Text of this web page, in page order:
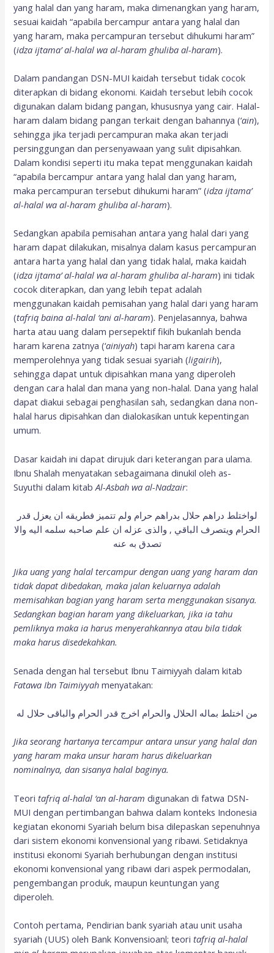
yang halal dan yang haram, maka dimenangkan yang haram,
sesuai kaidah “apabila bercampur antara yang halal dan
yang haram, maka percampuran tersebut dihukumi haram”
(idza ijtama’ al-halal wa al-haram ghuliba al-haram).
Dalam pandangan DSN-MUI kaidah tersebut tidak cocok
diterapkan di bidang ekonomi. Kaidah tersebut lebih cocok
digunakan dalam bidang pangan, khususnya yang cair. Halal-
haram dalam bidang pangan terkait dengan bahannya (‘ain),
sehingga jika terjadi percampuran maka akan terjadi
persinggungan dan persenyawaan yang sulit dipisahkan.
Dalam kondisi seperti itu maka tepat menggunakan kaidah
“apabila bercampur antara yang halal dan yang haram,
maka percampuran tersebut dihukumi haram” (idza ijtama’
al-halal wa al-haram ghuliba al-haram).
Sedangkan apabila pemisahan antara yang halal dari yang
haram dapat dilakukan, misalnya dalam kasus percampuran
antara harta yang halal dan yang tidak halal, maka kaidah
(idza ijtama’ al-halal wa al-haram ghuliba al-haram) ini tidak
cocok diterapkan, dan yang lebih tepat adalah
menggunakan kaidah pemisahan yang halal dari yang haram
(tafriq baina al-halal ‘ani al-haram). Penjelasannya, bahwa
harta atau uang dalam persepektif fikih bukanlah benda
haram karena zatnya (‘ainiyah) tapi haram karena cara
memperolehnya yang tidak sesuai syariah (ligairih),
sehingga dapat untuk dipisahkan mana yang diperoleh
dengan cara halal dan mana yang non-halal. Dana yang halal
dapat diakui sebagai penghasilan sah, sedangkan dana non-
halal harus dipisahkan dan dialokasikan untuk kepentingan
umum.
Dasar kaidah ini dapat dirujuk dari keterangan para ulama.
Ibnu Shalah menyatakan sebagaimana dinukil oleh as-
Suyuthi dalam kitabAl-Asbah wa al-Nadzair:
لواختلط دراهم حلال بدراهم حرام ولم تتميز فطريقه ان يعزل قدر
الحرام ويتصرف الباقي , والذى عزله ان علم صاحبه سلمه اليه والا
تصدق به عنه
Jika uang yang halal tercampur dengan uang yang haram dan
tidak dapat dibedakan, maka jalan keluarnya adalah
memisahkan bagian yang haram serta menggunakan sisanya.
Sedangkan bagian haram yang dikeluarkan, jika ia tahu
pemliknya maka ia harus menyerahkannya atau bila tidak
maka harus disedekahkan.
Senada dengan hal tersebut Ibnu Taimiyyah dalam kitab
Fatawa Ibn Taimiyyahmenyatakan:
من اختلط بماله الحلال والحرام اخرج قدر الحرام والباقى حلال له
Jika seorang hartanya tercampur antara unsur yang halal dan
yang haram maka unsur haram harus dikeluarkan
nominalnya, dan sisanya halal baginya.
Teoritafriq al-halal ‘an al-haram digunakan di fatwa DSN-
MUI dengan pertimbangan bahwa dalam konteks Indonesia
kegiatan ekonomi Syariah belum bisa dilepaskan sepenuhnya
dari sistem ekonomi konvensional yang ribawi. Setidaknya
institusi ekonomi Syariah berhubungan dengan institusi
ekonomi konvensional yang ribawi dari aspek permodalan,
pengembangan produk, maupun keuntungan yang
diperoleh.
Contoh pertama, Pendirian bank syariah atau unit usaha
syariah (UUS) oleh Bank Konvensioanl; teoritafriq al-halal